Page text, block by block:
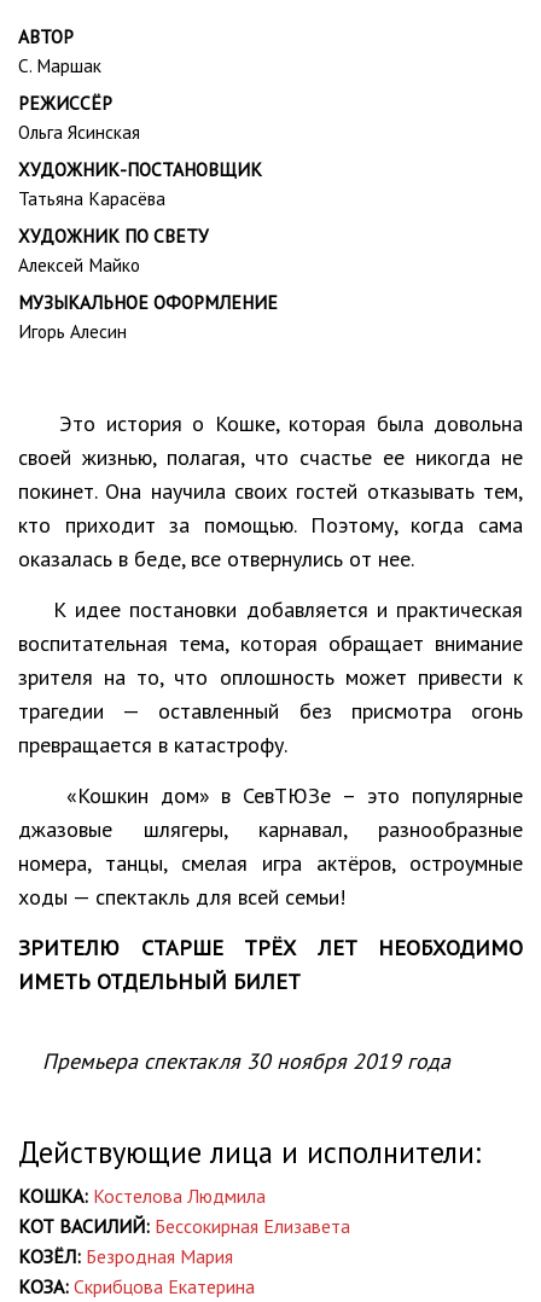
АВТОР
С. Маршак
РЕЖИССЁР
Ольга Ясинская
ХУДОЖНИК-ПОСТАНОВЩИК
Татьяна Карасёва
ХУДОЖНИК ПО СВЕТУ
Алексей Майко
МУЗЫКАЛЬНОЕ ОФОРМЛЕНИЕ
Игорь Алесин
Это история о Кошке, которая была довольна
своей жизнью, полагая, что счастье ее никогда не
покинет. Она научила своих гостей отказывать тем,
кто приходит за помощью. Поэтому, когда сама
оказалась в беде, все отвернулись от нее.
К идее постановки добавляется и практическая
воспитательная тема, которая обращает внимание
зрителя на то, что оплошность может привести к
трагедии — оставленный без присмотра огонь
превращается в катастрофу.
«Кошкин дом» в СевТЮЗе – это популярные
джазовые шлягеры, карнавал, разнообразные
номера, танцы, смелая игра актёров, остроумные
ходы — спектакль для всей семьи!
ЗРИТЕЛЮ СТАРШЕ ТРЁХ ЛЕТ НЕОБХОДИМО
ИМЕТЬ ОТДЕЛЬНЫЙ БИЛЕТ
Премьера спектакля 30 ноября 2019 года
Действующие лица и исполнители:
КОШКА: Костелова Людмила
КОТ ВАСИЛИЙ: Бессокирная Елизавета
КОЗЁЛ: Безродная Мария
КОЗА: Скрибцова Екатерина